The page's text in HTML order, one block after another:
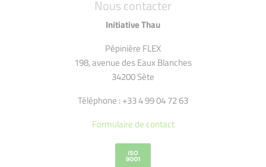
Nous contacter
Initiative Thau
Pépinière FLEX
198, avenue des Eaux Blanches
34200 Sète
Téléphone : +33 4 99 04 72 63
Formulaire de contact